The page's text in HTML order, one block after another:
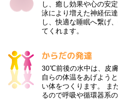
し、癒し効果や心の安
泳により増えた神経伝
し、快適な睡眠へ繋げ
てくれます。
からだの発達
30℃前後の水中は、皮
自らの体温をあげよう
い体をつくります。 ま
るので呼吸や循環器系